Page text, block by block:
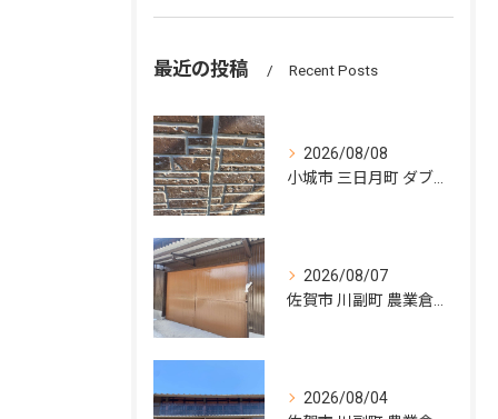
最近の投稿 Recent Posts
2026/08/08
2026/08/07
2026/08/04